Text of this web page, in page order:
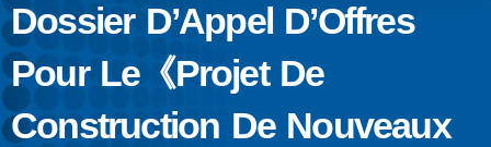
Dossier D’Appel D’Offres
Pour Le《Projet De
Construction De Nouveaux